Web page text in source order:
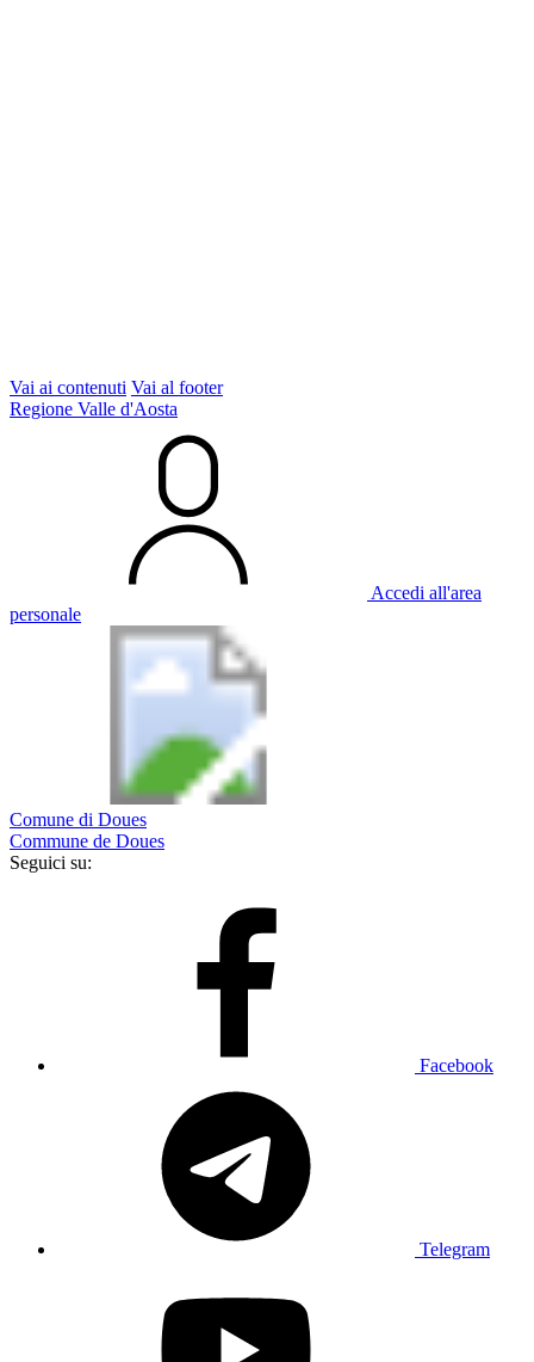
Vai ai contenuti Vai al footer
Regione Valle d'Aosta
Accedi all'area
personale
Comune di Doues
Commune de Doues
Seguici su:
Facebook
Telegram